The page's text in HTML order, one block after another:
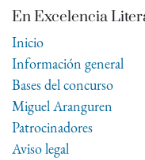
En Excelencia
Inicio
Información general
Bases del concurso
Miguel Aranguren
Patrocinadores
Aviso legal